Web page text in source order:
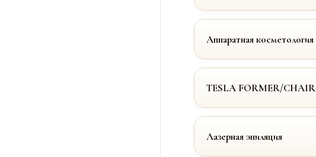
Аппаратная косметология
TESLA FORMER/CHAIR
Лазерная эпиляция